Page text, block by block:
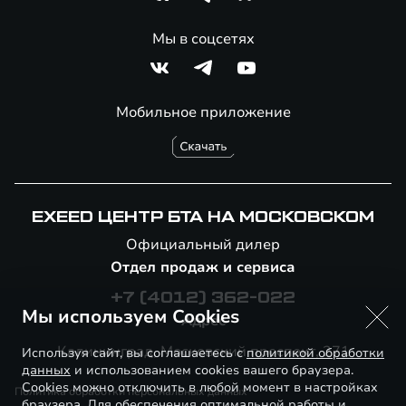
Мобильное приложение
Мы в соцсетях
EXEED ЦЕНТР БТА НА МОСКОВСКОМ
Официальный дилер
Отдел продаж и сервиса
+7 (4012) 362-022
Адрес
Калининград, ​Московский проспект, 271
Политика обработки персональных данных
Мы используем Cookies
Используя сайт, вы соглашаетесь сполитикой обработки
данных и использованием cookies вашего браузера.
Cookies можно отключить в любой момент в настройках